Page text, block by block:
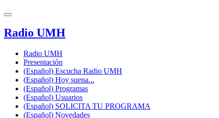
Radio UMH
Radio UMH
Presentación
(Español) Escucha Radio UMH
(Español) Hoy suena...
(Español) Programas
(Español) Usuarios
(Español) SOLICITA TU PROGRAMA
(Español) Novedades